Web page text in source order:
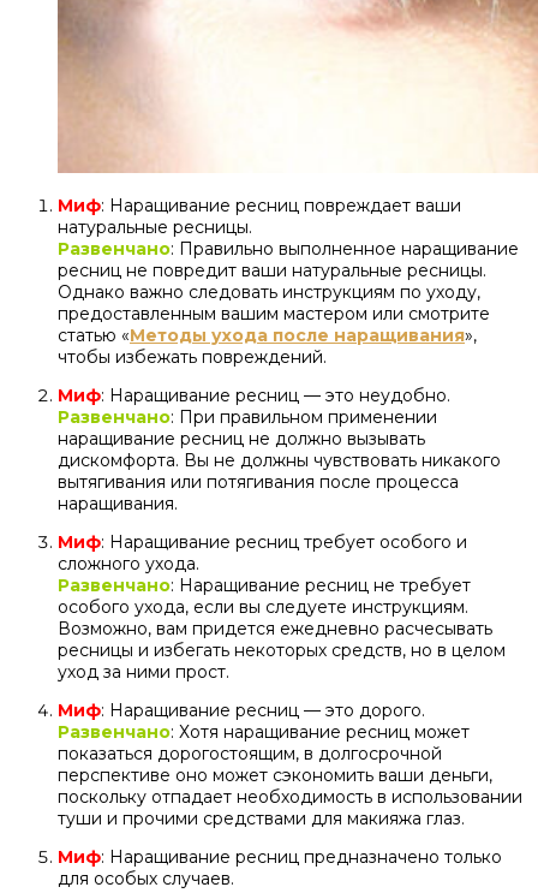
Миф: Наращивание ресниц повреждает ваши
натуральные ресницы.
Развенчано: Правильно выполненное наращивание
ресниц не повредит ваши натуральные ресницы.
Однако важно следовать инструкциям по уходу,
предоставленным вашим мастером или смотрите
статью «Методы ухода после наращивания»,
чтобы избежать повреждений.
Миф: Наращивание ресниц — это неудобно.
Развенчано: При правильном применении
наращивание ресниц не должно вызывать
дискомфорта. Вы не должны чувствовать никакого
вытягивания или потягивания после процесса
наращивания.
Миф: Наращивание ресниц требует особого и
сложного ухода.
Развенчано: Наращивание ресниц не требует
особого ухода, если вы следуете инструкциям.
Возможно, вам придется ежедневно расчесывать
ресницы и избегать некоторых средств, но в целом
уход за ними прост.
Миф: Наращивание ресниц — это дорого.
Развенчано: Хотя наращивание ресниц может
показаться дорогостоящим, в долгосрочной
перспективе оно может сэкономить ваши деньги,
поскольку отпадает необходимость в использовании
туши и прочими средствами для макияжа глаз.
Миф: Наращивание ресниц предназначено только
для особых случаев.